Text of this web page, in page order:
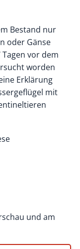
Bestand nur
oder Gänse
vor dem
worden
Erklärung
mit
und am